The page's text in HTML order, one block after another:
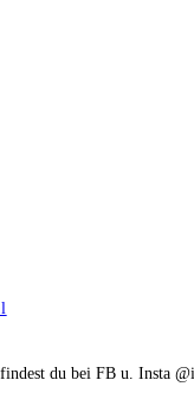
du bei FB u. Insta